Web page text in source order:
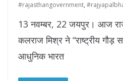
#rajasthangovernment,
13 नवम्बर, 22 जयपुर। आज
कलराज मिश्र ने “राष्ट्रीय गौड़
आधुनिक भारत